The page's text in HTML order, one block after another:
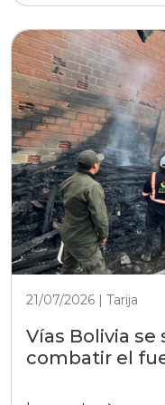
21/07/2026 | Tarija
Vías Bolivia
combatir el